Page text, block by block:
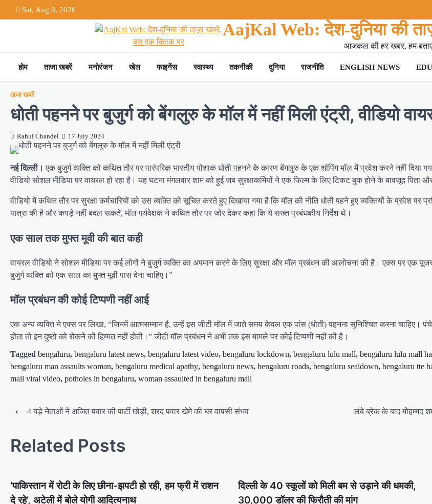
to
Sat, Aug 8, 2026
AajKal Web: देश-दुनिया की
आजकल की हर खबर, हम
होम ताजा खबरें मनोरंजन खेल फाइनेंस स्वास्थ्य तकनीकी दुनिया राजनीति ENGLISH NEWS
ताजा खबरें
धोती पहनने पर बुजुर्ग को बेंगलुरु के मॉल में नहीं मिली एंट्री, वीडियो
Rahul Chandel 17 July 2024
नई दिल्ली। एक बुजुर्ग व्यक्ति को कथित तौर पर पारंपरिक भारतीय पोशाक धोती पहनने के कारण बेंगलुरु के एक शॉपिंग मॉल में प्रवेश करने नहीं दिया
वीडियो सोशल मीडिया पर वायरल हो रहा है। यह घटना मंगलवार शाम को हुई जब सुरक्षाकर्मियों ने एक फिल्म के लिए टिकट बुक होने के बावजूद पिता
वीडियो में कथित तौर पर सुरक्षा कर्मचारियों को उस व्यक्ति को सूचित करते हुए दिखाया गया है कि मॉल की नीति धोती पहने हुए व्यक्तियों के प्रवेश
यात्रा की है और कपड़े नहीं बदल सकते, मॉल पर्यवेक्षक ने कथित तौर पर जोर देकर कहा कि ये सख्त प्रबंधकीय निर्देश थे।
एक साल तक मुफ्त मूवी की बात कही
वायरल वीडियो ने सोशल मीडिया पर कई लोगों ने बुजुर्ग व्यक्ति का अपमान करने के लिए सुरक्षा और मॉल प्रबंधन की आलोचना की है। एक्स पर एक
बुजुर्ग व्यक्ति को एक साल का मुफ्त मूवी पास देना चाहिए।”
मॉल प्रबंधन की कोई टिप्पणी नहीं आई
एक अन्य व्यक्ति ने एक्स पर लिखा, “जिनमें आत्मसम्मान है, उन्हें इस जीटी मॉल में जाते समय केवल एक पांस (धोती) पहनना सुनिश्चित करना चाहिए।
होता तो इन दुष्टों को रोकने की हिम्मत नहीं होती।” जीटी मॉल प्रबंधन ने अभी तक इस मामले पर कोई टिप्पणी नहीं की है।
Tagged bengaluru, bengaluru latest news, bengaluru latest video, bengaluru lockdown, bengaluru lulu mall, bengaluru lulu mall
bengaluru man assaults woman, bengaluru medical apathy, bengaluru news, bengaluru roads, bengaluru sealdown, bengaluru tte
mall viral video, potholes in bengaluru, woman assaulted in bengaluru mall
Post
⟵4 बड़े नेताओं ने अजित पवार की पार्टी छोड़ी, शरद पवार खेमे की घर वापसी संभव लंबे ब्रेक के बाद मोहम्मद
Related Posts
‘पाकिस्तान में रोटी के लिए छीना-झपटी हो रही, हम फ्री में राशन
दे रहे’, अटेली में बोले योगी आदित्यनाथ
दिल्ली के 40 स्कूलों को मिली बम से उड़ाने की धमकी,
30,000 डॉलर की फिरौती की मांग